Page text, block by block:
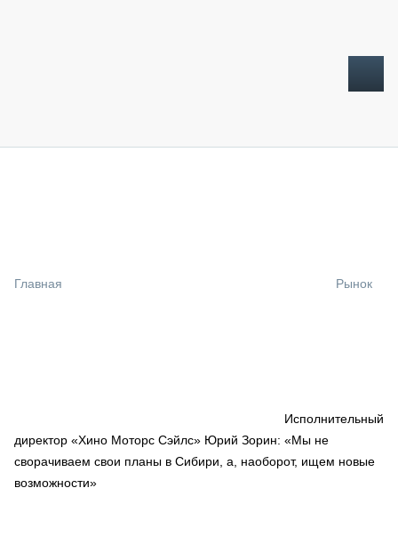
СПЕЦПРОЕКТЫ
МЕРОПРИЯТИЯ
СТАТЬИ ПО КАТЕГОРИЯМ ТЕХНИКИ
Главная Рынок
Исполнительный
директор «Хино Моторс Сэйлс» Юрий Зорин: «Мы не
сворачиваем свои планы в Сибири, а, наоборот, ищем новые
возможности»